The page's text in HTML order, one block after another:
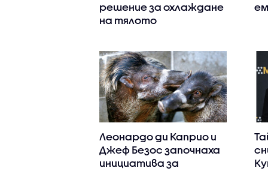
решение за охлаждане
на тялото
Леонардо ди Каприо и
Джеф Безос започнаха
инициатива за